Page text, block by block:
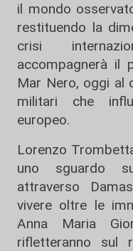
il mondo
restituendo la
crisi
accompagnerà il
Mar Nero, oggi al
militari che
europeo.
Lorenzo
uno sguardo
attraverso
vivere oltre le
Anna Maria
rifletteranno sul